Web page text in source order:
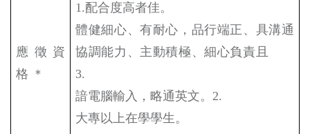
應徵資
格 ＊
1.配合度高者佳。
體健細心、有耐心，品行端正、具溝通
協調能力、主動積極、細心負責且
3.
諳電腦輸入，略通英文。2.
大專以上在學學生。